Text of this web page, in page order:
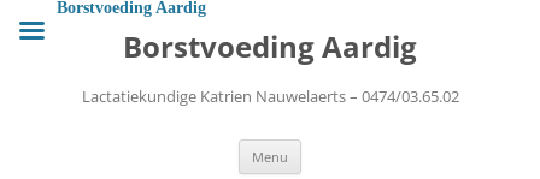
naar
de Borstvoeding Aardig
Lactatiekundige Katrien Nauwelaerts – 0474/03.65.02
Menu
Borstvoeding Aardig